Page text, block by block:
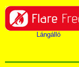
Lángálló